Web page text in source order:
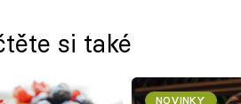
si také
NOVINKY